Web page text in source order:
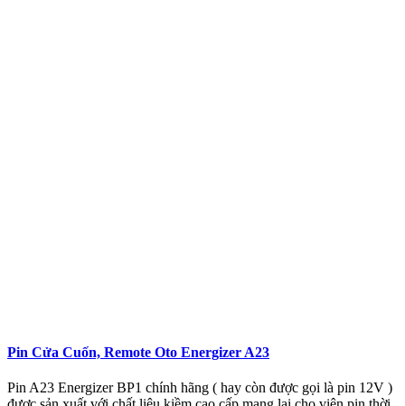
Pin Cửa Cuốn, Remote Oto Energizer A23
Pin A23 Energizer BP1 chính hãng ( hay còn được gọi là pin 12V )